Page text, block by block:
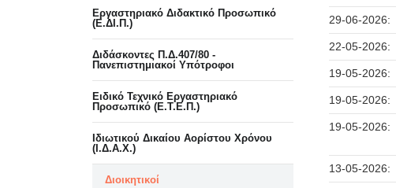
29-06-2026:
22-05-2026:
19-05-2026:
19-05-2026:
19-05-2026:
13-05-2026:
Εργαστηριακό Διδακτικό Προσωπικό
(Ε.ΔΙ.Π.)
Διδάσκοντες Π.Δ.407/80 -
Πανεπιστημιακοί Υπότροφοι
Ειδικό Τεχνικό Εργαστηριακό
Προσωπικό (Ε.Τ.Ε.Π.)
Ιδιωτικού Δικαίου Αορίστου Χρόνου
(Ι.Δ.Α.Χ.)
Διοικητικοί